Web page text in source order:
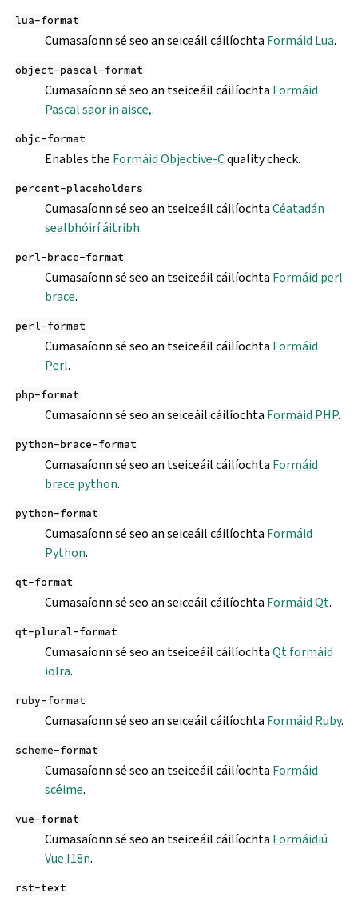
lua-format
Cumasaíonn sé seo an seiceáil cáilíochta Formáid Lua.
object-pascal-format
Cumasaíonn sé seo an tseiceáil cáilíochta Formáid
Pascal saor in aisce,.
objc-format
Enables the Formáid Objective-Cquality check.
percent-placeholders
Cumasaíonn sé seo an tseiceáil cáilíochtaCéatadán
sealbhóirí áitribh.
perl-brace-format
Cumasaíonn sé seo an tseiceáil cáilíochta Formáid perl
brace.
perl-format
Cumasaíonn sé seo an tseiceáil cáilíochta Formáid
Perl.
php-format
Cumasaíonn sé seo an seiceáil cáilíochta Formáid PHP.
python-brace-format
Cumasaíonn sé seo an tseiceáil cáilíochta Formáid
brace python.
python-format
Cumasaíonn sé seo an seiceáil cáilíochta Formáid
Python.
qt-format
Cumasaíonn sé seo an seiceáil cáilíochta Formáid Qt.
qt-plural-format
Cumasaíonn sé seo an tseiceáil cáilíochtaQt formáid
iolra.
ruby-format
Cumasaíonn sé seo an seiceáil cáilíochta Formáid Ruby.
scheme-format
Cumasaíonn sé seo an tseiceáil cáilíochta Formáid
scéime.
vue-format
Cumasaíonn sé seo an tseiceáil cáilíochta Formáidiú
Vue I18n.
rst-text